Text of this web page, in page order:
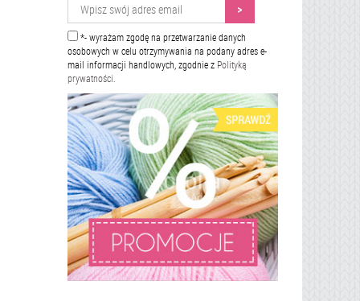
*- wyrażam zgodę na przetwarzanie danych
osobowych w celu otrzymywania na podany adres e-
mail informacji handlowych, zgodnie z Polityką
prywatności.